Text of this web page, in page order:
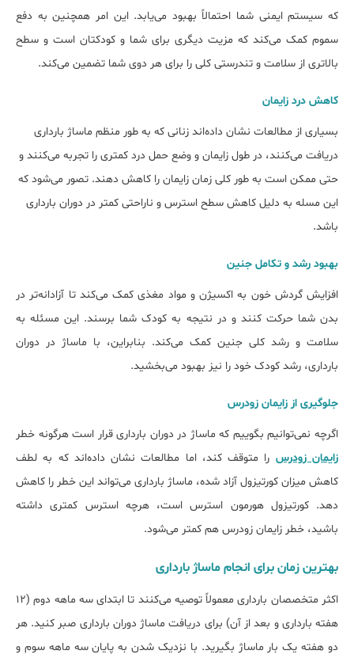
که سیستم ایمنی شما احتمالاً بهبود می‌یابد. این امر همچنین به دفع
سموم کمک می‌کند که مزیت دیگری برای شما و کودکتان است و سطح
بالاتری از سلامت و تندرستی کلی را برای هر دوی شما تضمین می‌کند.
کاهش درد زایمان
بسیاری از مطالعات نشان داده‌اند زنانی که به طور منظم ماساژ بارداری
دریافت می‌کنند، در طول زایمان و وضع حمل درد کمتری را تجربه می‌کنند و
حتی ممکن است به طور کلی زمان زایمان را کاهش دهند. تصور می‌شود که
این مسله به دلیل کاهش سطح استرس و ناراحتی کمتر در دوران بارداری
باشد.
بهبود رشد و تکامل جنین
افزایش گردش خون به اکسیژن و مواد مغذی کمک می‌کند تا آزادانه‌تر در
بدن شما حرکت کنند و در نتیجه به کودک شما برسند. این مسئله به
سلامت و رشد کلی جنین کمک می‌کند. بنابراین، با ماساژ در دوران
بارداری، رشد کودک خود را نیز بهبود می‌بخشید.
جلوگیری از زایمان زودرس
اگرچه نمی‌توانیم بگوییم که ماساژ در دوران بارداری قرار است هرگونه خطر
زایمان زودرس را متوقف کند، اما مطالعات نشان داده‌اند که به لطف
کاهش میزان کورتیزول آزاد شده، ماساژ بارداری می‌تواند این خطر را کاهش
دهد. کورتیزول هورمون استرس است، هرچه استرس کمتری داشته
باشید، خطر زایمان زودرس هم کمتر می‌شود.
بهترین زمان برای انجام ماساژ بارداری
اکثر متخصصان بارداری معمولاً توصیه می‌کنند تا ابتدای سه ماهه دوم (۱۲
هفته بارداری و بعد از آن) برای دریافت ماساژ دوران بارداری صبر کنید. هر
دو هفته یک بار ماساژ بگیرید. با نزدیک شدن به پایان سه ماهه سوم و